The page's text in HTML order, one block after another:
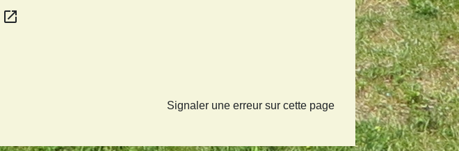
open_in_new
Signaler une erreur sur cette page